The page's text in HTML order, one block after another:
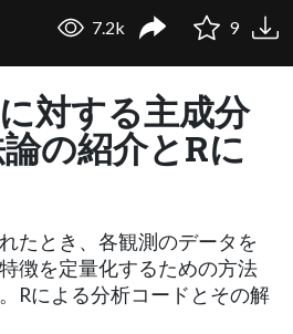
7.2k 9
対する主成分
の紹介とRに
たとき、各観測のデータを
徴を定量化するための方法
Rによる分析コードとその解